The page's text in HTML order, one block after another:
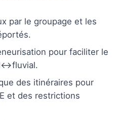
par le groupage et les
pour faciliter le
des itinéraires pour
et des restrictions